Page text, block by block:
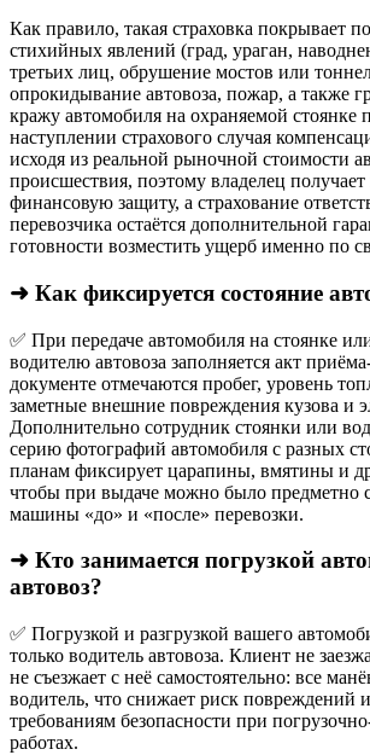
Как правило, такая страховка покрывает
стихийных явлений (град, ураган,
третьих лиц, обрушение мостов или
опрокидывание автовоза, пожар, а также
кражу автомобиля на охраняемой стоянке
наступлении страхового случая
исходя из реальной рыночной стоимости
происшествия, поэтому владелец
финансовую защиту, а страхование
перевозчика остаётся дополнительной
готовности возместить ущерб именно по
➜ Как фиксируется состояние
✅ При передаче автомобиля на стоянке
водителю автовоза заполняется акт
документе отмечаются пробег, уровень
заметные внешние повреждения кузова и
Дополнительно сотрудник стоянки или
серию фотографий автомобиля с разных
планам фиксирует царапины, вмятины и
чтобы при выдаче можно было предметно
машины «до» и «после» перевозки.
➜ Кто занимается погрузкой
автовоз?
✅ Погрузкой и разгрузкой вашего
только водитель автовоза. Клиент не
не съезжает с неё самостоятельно: все
водитель, что снижает риск повреждений и
требованиям безопасности при
работах.